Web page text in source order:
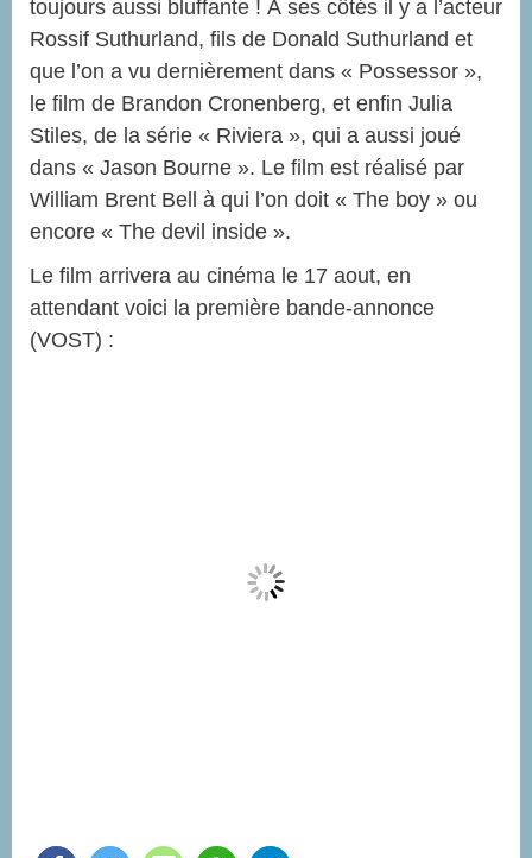
toujours aussi bluffante ! À ses côtés il y a l’acteur
Rossif Suthurland, fils de Donald Suthurland et
que l’on a vu dernièrement dans « Possessor »,
le film de Brandon Cronenberg, et enfin Julia
Stiles, de la série « Riviera », qui a aussi joué
dans « Jason Bourne ». Le film est réalisé par
William Brent Bell à qui l’on doit « The boy » ou
encore « The devil inside ».
Le film arrivera au cinéma le 17 aout, en
attendant voici la première bande-annonce
(VOST) :